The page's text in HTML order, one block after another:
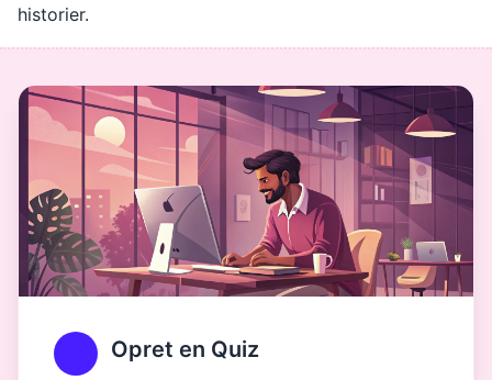
historier.
Opret en Quiz